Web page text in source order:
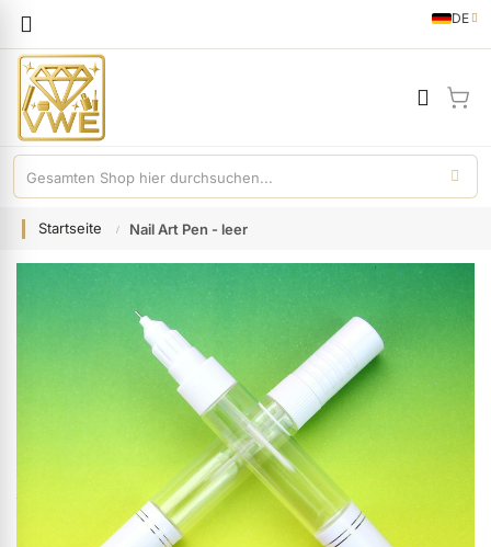
Sprache
DE
German
Weihnachtsmarkt anzeigen
Startseite Nail Art Pen - leer